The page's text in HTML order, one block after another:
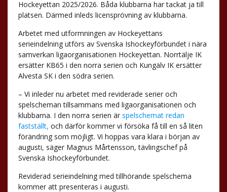
Hockeyettan 2025/2026. Båda klubbarna har tackat ja till
platsen. Därmed inleds licensprövning av klubbarna.
Arbetet med utformningen av Hockeyettans
serieindelning utförs av Svenska Ishockeyförbundet i nära
samverkan ligaorganisationen Hockeyettan. Norrtälje IK
ersätter KB65 i den norra serien och Kungälv IK ersätter
Alvesta SK i den södra serien.
– Vi inleder nu arbetet med reviderade serier och
spelscheman tillsammans med ligaorganisationen och
klubbarna. I den norra serien är spelschemat redan
fastställt, och därför kommer vi försöka få till en så liten
förändring som möjligt. Vi hoppas vara klara i början av
augusti, säger Magnus Mårtensson, tävlingschef på
Svenska Ishockeyförbundet.
Reviderad serieindelning med tillhörande spelschema
kommer att presenteras i augusti.